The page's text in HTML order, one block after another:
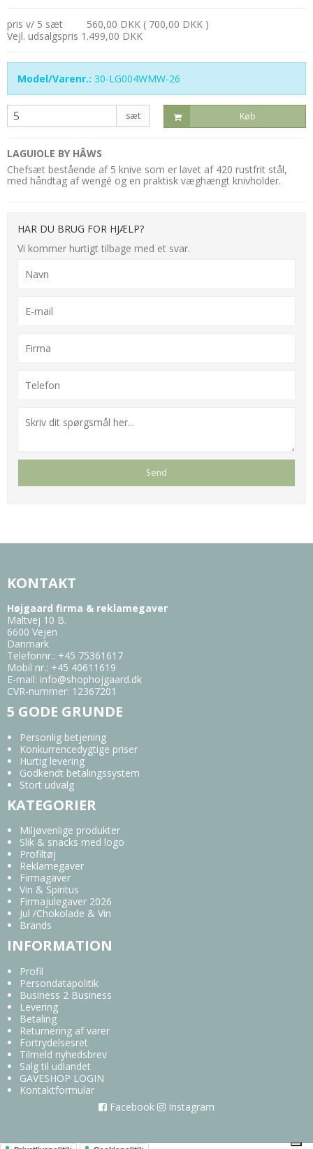
pris v/ 5 sæt
560,00 DKK ( 700,00 DKK )
Vejl. udsalgspris 1.499,00 DKK
Model/Varenr.: 30-LG004WMW-26
sæt Køb
LAGUIOLE BY HÂWS
Chefsæt bestående af 5 knive som er lavet af 420 rustfrit stål,
med håndtag af wengé og en praktisk væghængt knivholder.
HAR DU BRUG FOR HJÆLP?
Vi kommer hurtigt tilbage med et svar.
KONTAKT
Højgaard firma & reklamegaver
Maltvej 10 B.
6600 Vejen
Danmark
Telefonnr.: +45 75361617
Mobil nr.: +45 40611619
E-mail: info@shophojgaard.dk
CVR-nummer: 12367201
5 GODE GRUNDE
Personlig betjening
Konkurrencedygtige priser
Hurtig levering
Godkendt betalingssystem
Stort udvalg
KATEGORIER
Miljøvenlige produkter
Slik & snacks med logo
Profiltøj
Reklamegaver
Firmagaver
Vin & Spiritus
Firmajulegaver 2026
Jul /Chokolade & Vin
Brands
INFORMATION
Profil
Persondatapolitik
Business 2 Business
Levering
Betaling
Returnering af varer
Fortrydelsesret
Tilmeld nyhedsbrev
Salg til udlandet
GAVESHOP LOGIN
Kontaktformular
Facebook
Instagram